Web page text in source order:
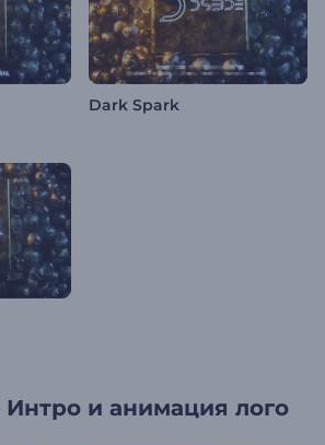
Dark Spark
Интро и анимация лого